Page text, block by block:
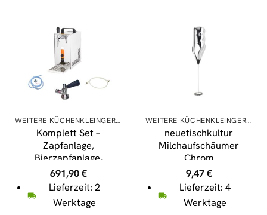
WEITERE KÜCHENKLEINGERÄTE
Komplett Set –
Zapfanlage,
Bierzapfanlage,
Bierzapfen PYGMY 20/K
mit Membranpumpe, 1-
leitig Trockenkühlgerät
aus Edelstahl, 25
691,90€
Lieferzeit: 2
Werktage
WEITERE KÜCHENKLEINGERÄTE
neuetischkultur
Milchaufschäumer
Chrom
9,47€
Lieferzeit: 4
Werktage